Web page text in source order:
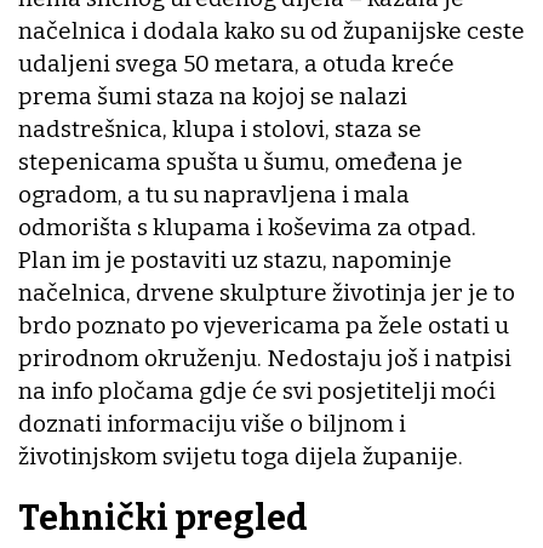
načelnica i dodala kako su od županijske ceste
udaljeni svega 50 metara, a otuda kreće
prema šumi staza na kojoj se nalazi
nadstrešnica, klupa i stolovi, staza se
stepenicama spušta u šumu, omeđena je
ogradom, a tu su napravljena i mala
odmorišta s klupama i koševima za otpad.
Plan im je postaviti uz stazu, napominje
načelnica, drvene skulpture životinja jer je to
brdo poznato po vjevericama pa žele ostati u
prirodnom okruženju. Nedostaju još i natpisi
na info pločama gdje će svi posjetitelji moći
doznati informaciju više o biljnom i
životinjskom svijetu toga dijela županije.
Tehnički pregled